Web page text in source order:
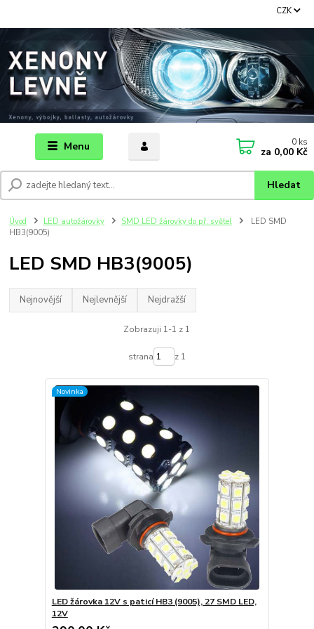
Menu
CZK
Hledat
0 ks
za 0,00 Kč
Úvod LED autožárovky SMD LED žárovky do př. světel
LED SMD
HB3(9005)
LED SMD HB3(9005)
Nejnovější Nejlevnější Nejdražší
Zobrazuji 1-1 z 1
strana z 1
Novinka
LED žárovka 12V s paticí HB3 (9005), 27 SMD LED,
12V